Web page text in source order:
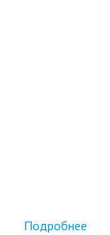
Подробнее